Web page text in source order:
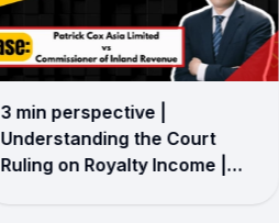
3 min perspective |
Understanding the Court
Ruling on Royalty Income |